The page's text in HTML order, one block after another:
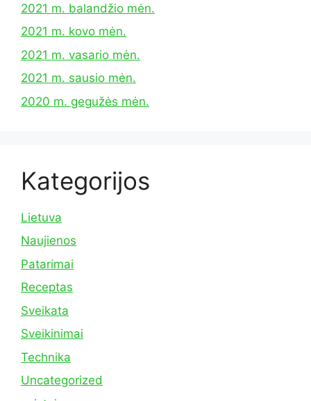
2021 m. balandžio mėn.
2021 m. kovo mėn.
2021 m. vasario mėn.
2021 m. sausio mėn.
2020 m. gegužės mėn.
Kategorijos
Lietuva
Naujienos
Patarimai
Receptas
Sveikata
Sveikinimai
Technika
Uncategorized